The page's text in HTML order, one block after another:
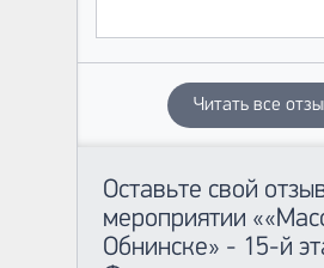
Читать все
Оставьте свой
мероприятии
Обнинске» - 15-й